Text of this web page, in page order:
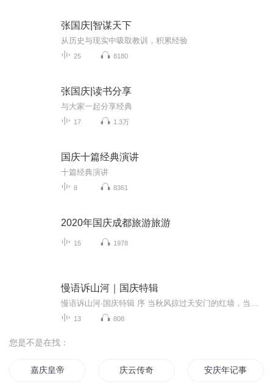
张国庆|智谋天下
从历史与现实中吸取教训，积累经验
25 8180
张国庆|读书分享
与大家一起分享经典
17 1.3万
国庆十篇经典演讲
十篇经典演讲
8 8361
2020年国庆成都旅游旅游
15 1978
慢语诉山河｜国庆特辑
13 808
您是不是在找：
嘉庆皇帝 庆云传奇 安庆年记事